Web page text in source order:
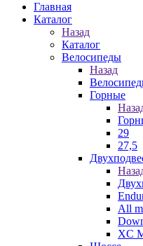
Главная
Каталог
Назад
Каталог
Велосипеды
Назад
Горные
29
27,5
All
XC